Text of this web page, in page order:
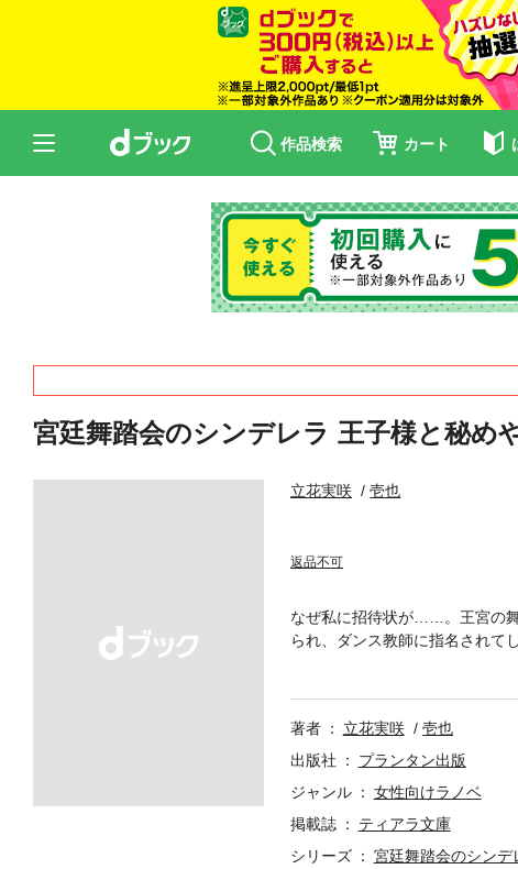
作品検索 カート
宮廷舞踏会のシンデレラ 王子様と秘め
立花実咲 壱也
返品不可
なぜ私に招待状が……。王宮の
られ、ダンス教師に指名されて
われると身体から力が抜け――
著者
立花実咲
壱也
出版社
プランタン出版
ジャンル
女性向けラノベ
掲載誌
ティアラ文庫
シリーズ
宮廷舞踏会のシンデ